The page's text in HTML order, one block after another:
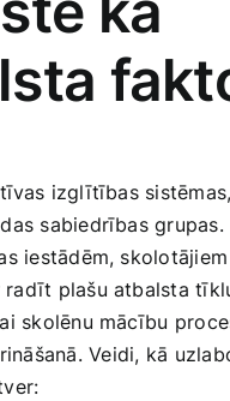
izglītības
sabiedrības grupas.
iestādēm,
‍radīt ‍plašu atbalsta
skolēnu ​mācību⁣
Veidi, kā